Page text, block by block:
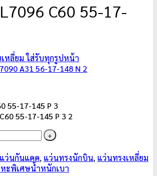
C60 55-17-
฿.
55-17-145 P 3
แว่นกันแดด, แว่นทรงนักบิน, แว่นทรงเหลี่ยม
หะพิเศษน้ำหนักเบา